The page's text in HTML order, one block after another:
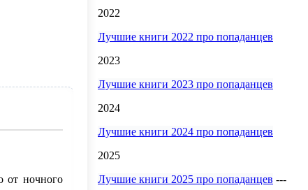
от ночного
2022
Лучшие книги 2022 про попаданцев
2023
Лучшие книги 2023 про попаданцев
2024
Лучшие книги 2024 про попаданцев
2025
Лучшие книги 2025 про попаданцев ---